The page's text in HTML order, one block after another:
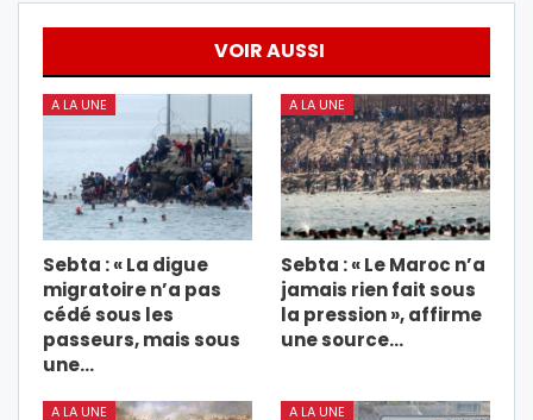
VOIR AUSSI
A LA UNE
Sebta : « La digue
migratoire n’a pas
cédé sous les
passeurs, mais sous
une…
A LA UNE
Sebta : « Le Maroc n’a
jamais rien fait sous
la pression », affirme
une source…
A LA UNE A LA UNE